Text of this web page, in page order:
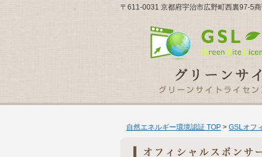
〒611-0031 京都府宇治市広野町西裏97-5
自然エネルギー環境認証 TOP > GSLオフ